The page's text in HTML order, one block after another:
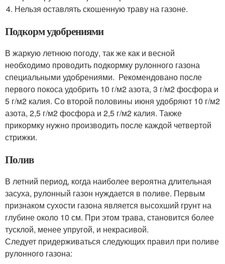
Нельзя оставлять скошенную траву на газоне.
Подкорм удобрениями
В жаркую летнюю погоду, так же как и весной
необходимо проводить подкормку рулонного газона
специальными удобрениями. Рекомендовано после
первого покоса удобрить 10 г/м2 азота, 3 г/м2 фосфора и
5 г/м2 калия. Со второй половины июня удобряют 10 г/м2
азота, 2,5 г/м2 фосфора и 2,5 г/м2 калия. Также
прикормку нужно производить после каждой четвертой
стрижки.
Полив
В летний период, когда наиболее вероятна длительная
засуха, рулонный газон нуждается в поливе. Первым
признаком сухости газона является высохший грунт на
глубине около 10 см. При этом трава, становится более
тусклой, менее упругой, и некрасивой.
Следует придерживаться следующих правил при поливе
рулонного газона: